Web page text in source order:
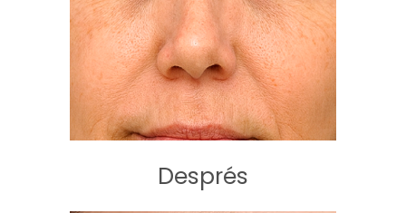
Després